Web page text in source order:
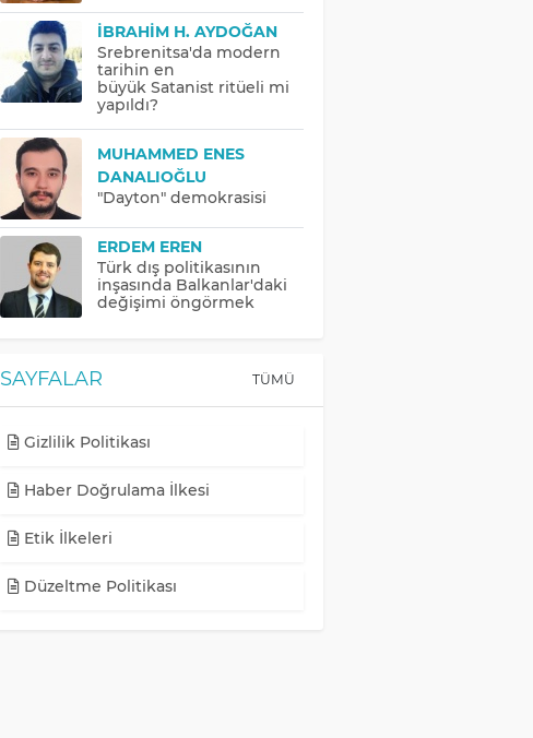
İBRAHIM H. AYDOĞAN
Srebrenitsa'da modern
tarihin en
büyük Satanist ritüeli mi
yapıldı?
MUHAMMED ENES
DANALIOĞLU
"Dayton" demokrasisi
ERDEM EREN
Türk dış politikasının
inşasında Balkanlar'daki
değişimi öngörmek
SAYFALAR TÜMÜ
Gizlilik Politikası
Haber Doğrulama İlkesi
Etik İlkeleri
Düzeltme Politikası